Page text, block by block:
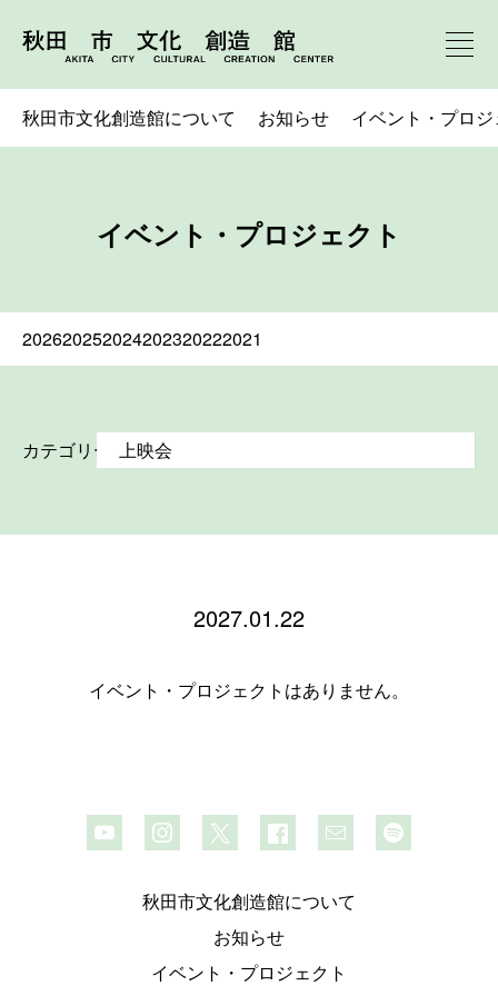
秋田市文化創造館について お知らせ イベント・プロ
イベント・プロジェクト
202620252024202320222021
カテゴリー
2027.01.22
イベント・プロジェクトはありません。
秋田市文化創造館について
お知らせ
イベント・プロジェクト